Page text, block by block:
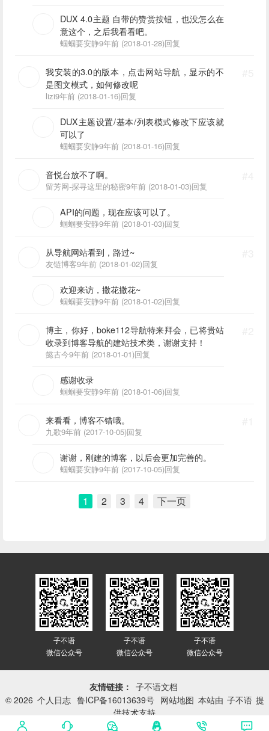
DUX 4.0主题 自带的赞赏按钮，也没怎么在
意这个，之后我看看吧。
蝈蝈要安静9年前 (2018-01-28)回复
我安装的3.0的版本，点击网站导航，显示的不
是图文模式，如何修改呢
lizi9年前 (2018-01-16)回复
DUX主题设置/基本/列表模式修改下应该就
可以了
蝈蝈要安静9年前 (2018-01-16)回复
音悦台放不了啊。
留芳网-探寻这里的秘密9年前 (2018-01-03)回复
API的问题，现在应该可以了。
蝈蝈要安静9年前 (2018-01-03)回复
从导航网站看到，路过~
友链博客9年前 (2018-01-02)回复
欢迎来访，撒花撒花~
蝈蝈要安静9年前 (2018-01-02)回复
博主，你好，boke112导航特来拜会，已将贵站
收录到博客导航的建站技术类，谢谢支持！
懿古今9年前 (2018-01-01)回复
感谢收录
蝈蝈要安静9年前 (2018-01-06)回复
来看看，博客不错哦。
九歌9年前 (2017-10-05)回复
谢谢，刚建的博客，以后会更加完善的。
蝈蝈要安静9年前 (2017-10-05)回复
1 2 3 4 下一页
子不语
微信公众号
子不语
微信公众号
子不语
微信公众号
友情链接： 子不语文档
© 2026 个人日志 鲁ICP备16013639号 网站地图 本站由 子不语 提
供技术支持
网站已平稳运行：
3415天 1小时 6分 56秒